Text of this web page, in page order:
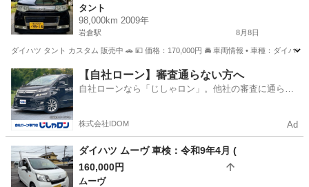
タント
98,000km 2009年
岩倉駅 8月8日
ダイハツ タント カスタム 販売中 🚗 💴 価格：170,000円 🚘 車両情報 • 車種：ダイハ
愛知 岩倉市 岩倉駅 タント カスタム
【自社ローン】審査通らない方へ
自社ローンなら「じしゃロン」。他社の審査に通らな
株式会社IDOM Ad
ダイハツ ムーヴ 車検：令和9年4月 (
160,000円
ムーヴ